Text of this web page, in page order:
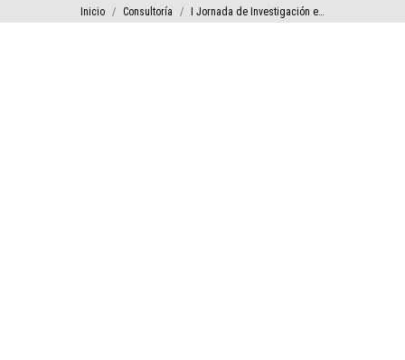
Estás aquí:
Inicio Consultoría I Jornada de Investigación e…